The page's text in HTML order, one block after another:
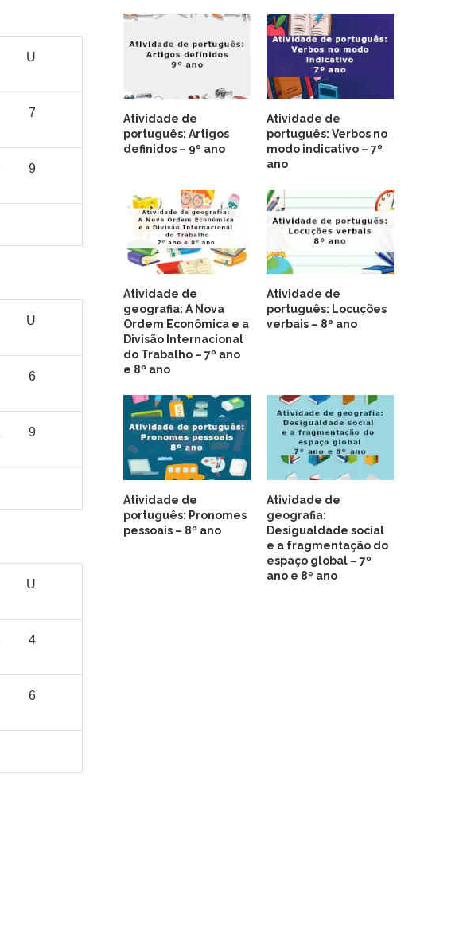
U
7
9
U
6
9
U
4
6
Atividade de
português: Artigos
definidos – 9º ano
Atividade de
português: Verbos no
modo indicativo – 7º
ano
Atividade de
geografia: A Nova
Ordem Econômica e a
Divisão Internacional
do Trabalho – 7º ano
e 8º ano
Atividade de
português: Locuções
verbais – 8º ano
Atividade de
português: Pronomes
pessoais – 8º ano
Atividade de
geografia:
Desigualdade social
e a fragmentação do
espaço global – 7º
ano e 8º ano